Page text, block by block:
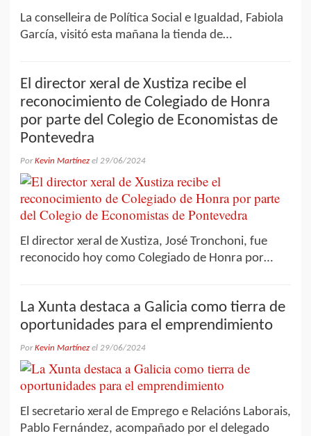
La conselleira de Política Social e Igualdad, Fabiola
García, visitó esta mañana la tienda de…
El director xeral de Xustiza recibe el
reconocimiento de Colegiado de Honra
por parte del Colegio de Economistas de
Pontevedra
PorKevin Martínez el 29/06/2024
El director xeral de Xustiza, José Tronchoni, fue
reconocido hoy como Colegiado de Honra por…
La Xunta destaca a Galicia como tierra de
oportunidades para el emprendimiento
PorKevin Martínez el 29/06/2024
El secretario xeral de Emprego e Relacións Laborais,
Pablo Fernández, acompañado por el delegado